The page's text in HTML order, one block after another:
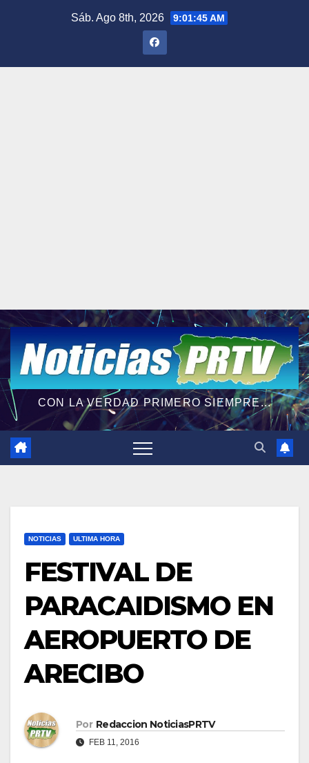
Sáb. Ago 8th, 2026 9:01:46 AM
CON LA VERDAD PRIMERO SIEMPRE...
NOTICIAS ULTIMA HORA
FESTIVAL DE
PARACAIDISMO EN
AEROPUERTO DE
ARECIBO
Por Redaccion NoticiasPRTV
FEB 11, 2016